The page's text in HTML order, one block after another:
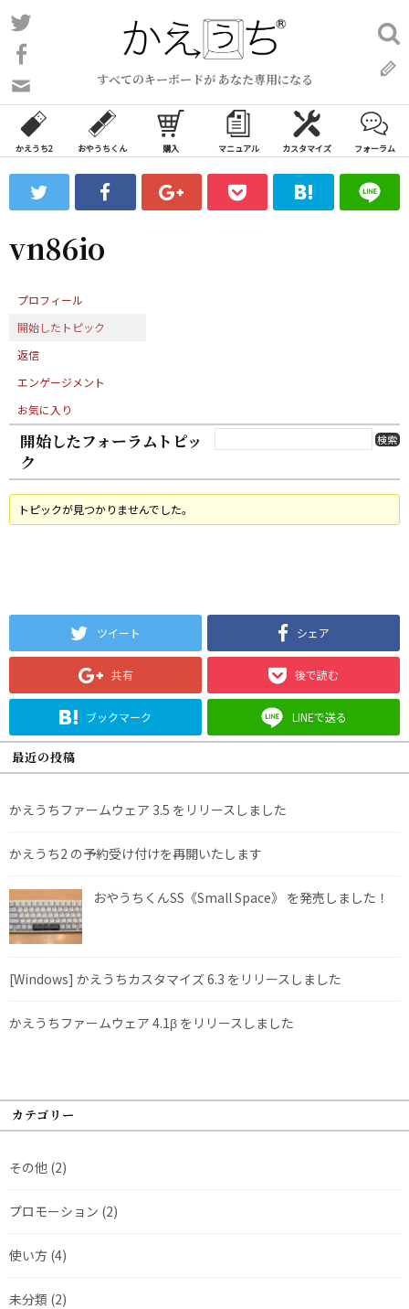
コ
ン
ン
ツ
ス
ッ
すべてのキーボードが あなた専用になる
い
合
わ
フ
ォ
ム
検
索:
かえうち2 おやうちくん 購入 マニュアル カスタマイズ フォーラム
vn86io
プロフィール
開始したトピック
返信
エンゲージメント
お気に入り
開始したフォーラムトピッ
ク
トピックが見つかりませんでした。
ツイート シェア
共有 後で読む
ブックマーク LINEで送る
最近の投稿
かえうちファームウェア 3.5 をリリースしました
かえうち2 の予約受け付けを再開いたします
おやうちくんSS《Small Space》 を発売しました！
[Windows] かえうちカスタマイズ 6.3 をリリースしました
かえうちファームウェア 4.1β をリリースしました
カテゴリー
その他 (2)
プロモーション (2)
使い方 (4)
未分類 (2)